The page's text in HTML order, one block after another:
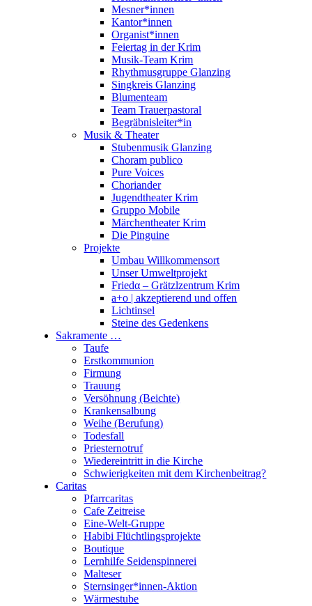
Mesner*innen
Kantor*innen
Organist*innen
Feiertag in der Krim
Musik-Team Krim
Rhythmusgruppe Glanzing
Singkreis Glanzing
Blumenteam
Team Trauerpastoral
Begräbnisleiter*in
Musik & Theater
Stubenmusik Glanzing
Choram publico
Pure Voices
Choriander
Jugendtheater Krim
Gruppo Mobile
Märchentheater Krim
Die Pinguine
Projekte
Umbau Willkommensort
Unser Umweltprojekt
Friedα – Grätzlzentrum Krim
a+o | akzeptierend und offen
Lichtinsel
Steine des Gedenkens
Sakramente …
Taufe
Erstkommunion
Firmung
Trauung
Versöhnung (Beichte)
Krankensalbung
Weihe (Berufung)
Todesfall
Priesternotruf
Wiedereintritt in die Kirche
Schwierigkeiten mit dem Kirchenbeitrag?
Caritas
Pfarrcaritas
Cafe Zeitreise
Eine-Welt-Gruppe
Habibi Flüchtlingsprojekte
Boutique
Lernhilfe Seidenspinnerei
Malteser
Sternsinger*innen-Aktion
Wärmestube